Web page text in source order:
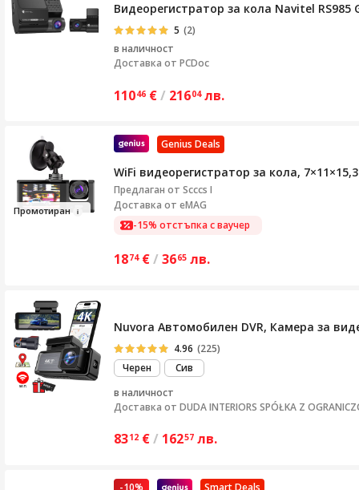
Видеорегистратор за кола Navitel RS985
5 (2)
в наличност
Доставка от PCDoc
11046 €/ 21604 лв.
Промотиран
Genius Deals
WiFi видеорегистратор за кола,
Предлаган от Scccs I
Доставка от eMAG
-15% отстъпка с ваучер
1874 €/ 3665 лв.
Nuvora Автомобилен DVR, Камера за
4.96 (225)
Черен
Сив
в наличност
Доставка от DUDA INTERIORS SPÓŁKA Z
8312 €/ 16257 лв.
Smart Deals
-10%